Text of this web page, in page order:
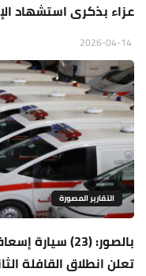
عزاء بذكرى استشهاد
التقارير المصورة
تعلن انطلاق القافلة